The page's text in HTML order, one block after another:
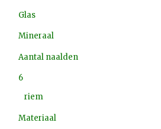
Glas
Mineraal
Aantal naalden
6
riem
Materiaal